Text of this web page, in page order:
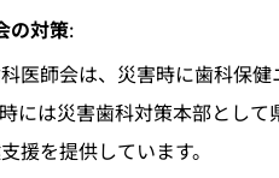
の対策:
医師会は、災害時に歯科保
には災害歯科対策本部とし
援を提供しています。